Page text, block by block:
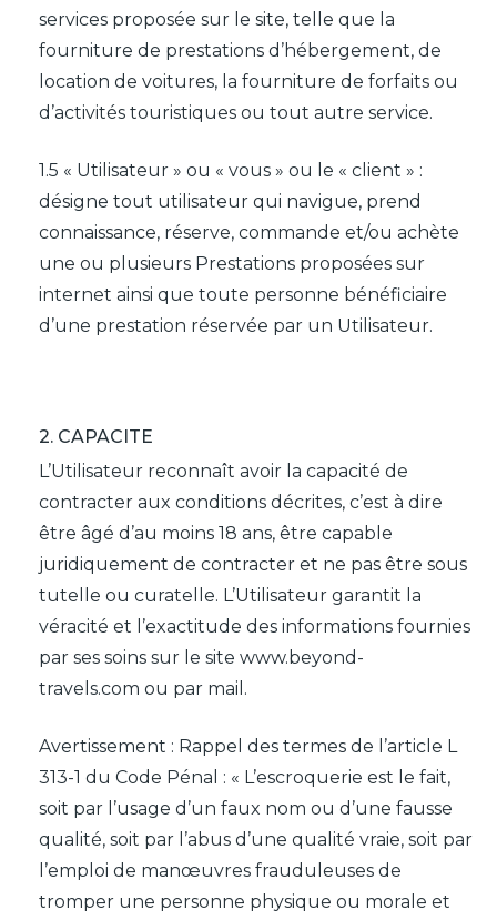
services proposée sur le site, telle que la
fourniture de prestations d’hébergement, de
location de voitures, la fourniture de forfaits ou
d’activités touristiques ou tout autre service.
1.5 « Utilisateur » ou « vous » ou le « client » :
désigne tout utilisateur qui navigue, prend
connaissance, réserve, commande et/ou achète
une ou plusieurs Prestations proposées sur
internet ainsi que toute personne bénéficiaire
d’une prestation réservée par un Utilisateur.
2. CAPACITE
L’Utilisateur reconnaît avoir la capacité de
contracter aux conditions décrites, c’est à dire
être âgé d’au moins 18 ans, être capable
juridiquement de contracter et ne pas être sous
tutelle ou curatelle. L’Utilisateur garantit la
véracité et l’exactitude des informations fournies
par ses soins sur le site www.beyond-
travels.com ou par mail.
Avertissement : Rappel des termes de l’article L
313-1 du Code Pénal : « L’escroquerie est le fait,
soit par l’usage d’un faux nom ou d’une fausse
qualité, soit par l’abus d’une qualité vraie, soit par
l’emploi de manœuvres frauduleuses de
tromper une personne physique ou morale et